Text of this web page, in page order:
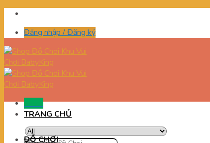
Skip
contentĐăng nhập / Đăng ký
TRANG CHỦ
ĐỒ CHƠI